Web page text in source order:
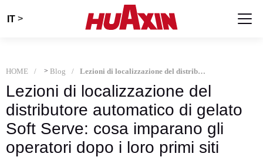
IT >
HOME > Blog Lezioni di localizzazione del distributore automatico di gelato Soft Serve: cosa imparano gli operatori dopo i loro primi siti
Lezioni di localizzazione del
distributore automatico di gelato
Soft Serve: cosa imparano gli
operatori dopo i loro primi siti